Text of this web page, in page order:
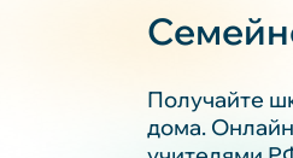
Получайте
дома.